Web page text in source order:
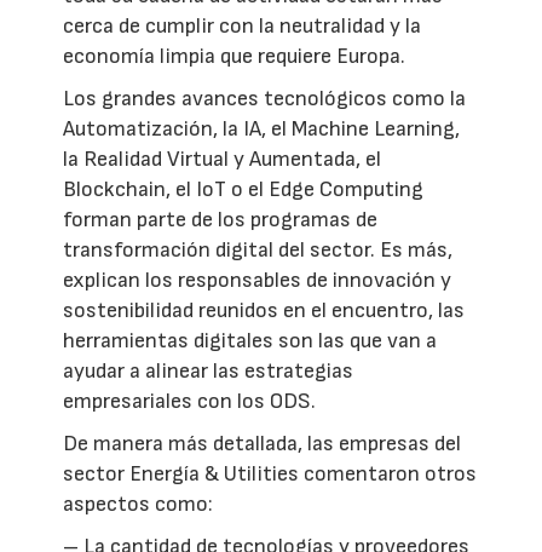
cerca de cumplir con la neutralidad y la
economía limpia que requiere Europa.
Los grandes avances tecnológicos como la
Automatización, la IA, el Machine Learning,
la Realidad Virtual y Aumentada, el
Blockchain, el IoT o el Edge Computing
forman parte de los programas de
transformación digital del sector. Es más,
explican los responsables de innovación y
sostenibilidad reunidos en el encuentro, las
herramientas digitales son las que van a
ayudar a alinear las estrategias
empresariales con los ODS.
De manera más detallada, las empresas del
sector Energía & Utilities comentaron otros
aspectos como:
– La cantidad de tecnologías y proveedores